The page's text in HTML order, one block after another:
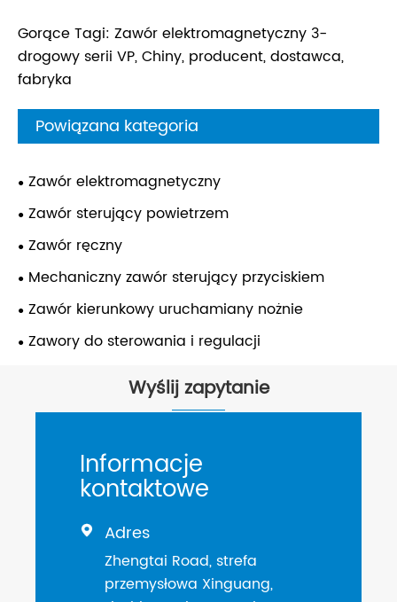
Gorące Tagi: Zawór elektromagnetyczny 3-
drogowy serii VP, Chiny, producent, dostawca,
fabryka
Powiązana kategoria
Zawór elektromagnetyczny
Zawór sterujący powietrzem
Zawór ręczny
Mechaniczny zawór sterujący przyciskiem
Zawór kierunkowy uruchamiany nożnie
Zawory do sterowania i regulacji
Wyślij zapytanie
Informacje
kontaktowe
 Adres
Zhengtai Road, strefa
przemysłowa Xinguang,